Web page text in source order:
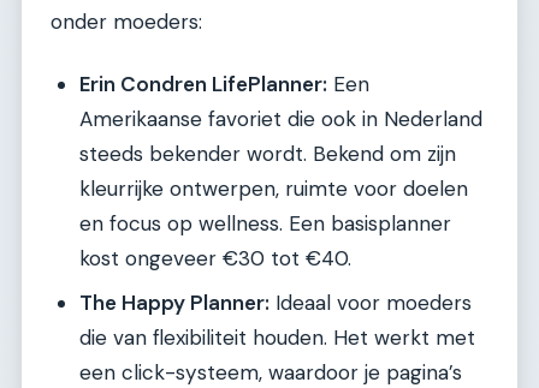
onder moeders:
Erin Condren LifePlanner: Een
Amerikaanse favoriet die ook in Nederland
steeds bekender wordt. Bekend om zijn
kleurrijke ontwerpen, ruimte voor doelen
en focus op wellness. Een basisplanner
kost ongeveer €30 tot €40.
The Happy Planner: Ideaal voor moeders
die van flexibiliteit houden. Het werkt met
een click-systeem, waardoor je pagina’s